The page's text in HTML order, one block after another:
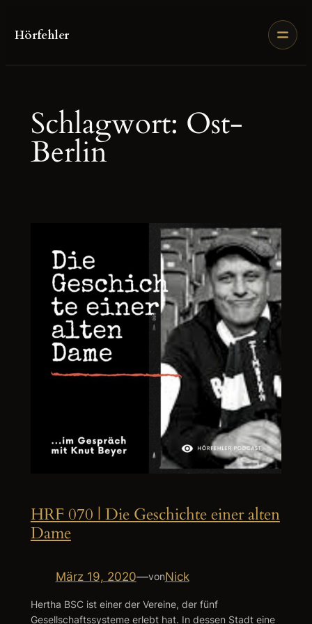
Inhalt
Hörfehler
Schlagwort: Ost-
Berlin
HRF 070 | Die Geschichte einer alten
Dame
März 19, 2020—vonNick
Hertha BSC ist einer der Vereine, der fünf
Gesellschaftssysteme erlebt hat. In dessen Stadt eine